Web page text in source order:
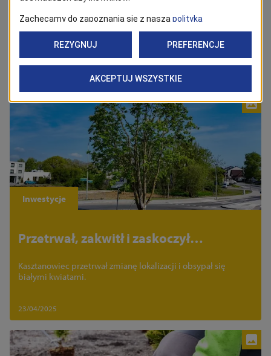
Prace budowlane zakończone, pozwolenie na użytkowanie
uzyskane, odbiór końcowy za nami. Przebudowa ulic
Północnej i Wapiennej dobiegła końca. Zadanie zrealizowane
zostało w terminie.
Inwestycje
Przetrwał, zakwitł i zaskoczył
Kasztanowiec przetrwał zmianę lokalizacji i obsypał się
białymi kwiatami.
23/04/2025